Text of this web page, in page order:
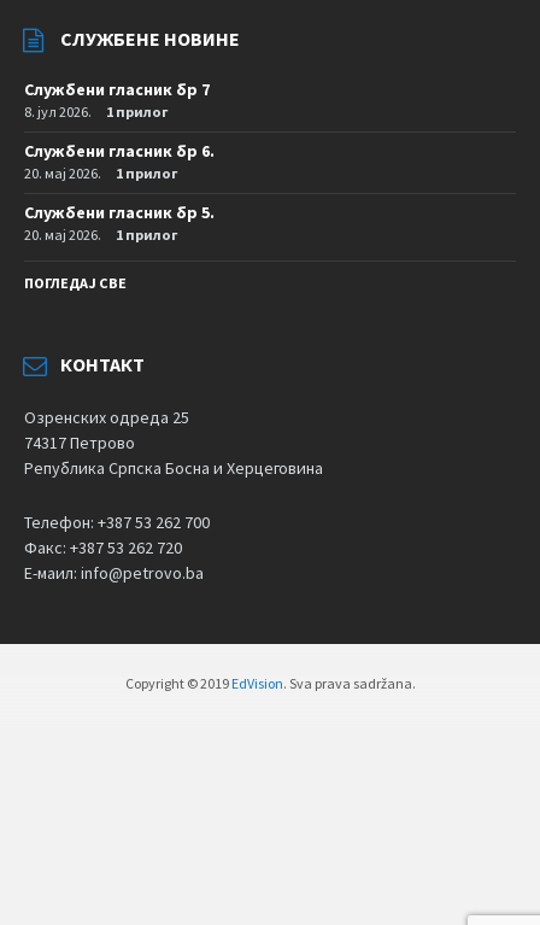
СЛУЖБЕНЕ НОВИНЕ
Службени гласник бр 7
8. јул 2026. 1 прилог
Службени гласник бр 6.
20. мај 2026. 1 прилог
Службени гласник бр 5.
20. мај 2026. 1 прилог
ПОГЛЕДАЈ СВЕ
КОНТАКТ
Озренских одреда 25
74317 Петрово
Република Српска Босна и Херцеговина
Телефон: +387 53 262 700
Факс: +387 53 262 720
Е-маил: info@petrovo.ba
Copyright © 2019 EdVision. Sva prava sadržana.